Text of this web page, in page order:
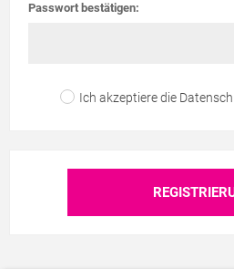
Passwort bestätigen:
Ich akzeptiere die